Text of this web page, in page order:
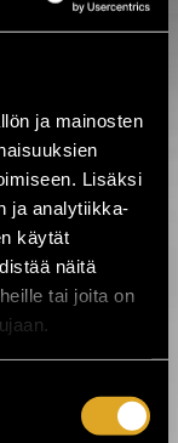
ja mainosten
Lisäksi
ja analytiikka-
käytät
näitä
tai joita on